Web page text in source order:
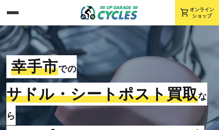
shopping_cart オンライン
ショップ
幸手市での
サドル・シートポスト買取な
ら